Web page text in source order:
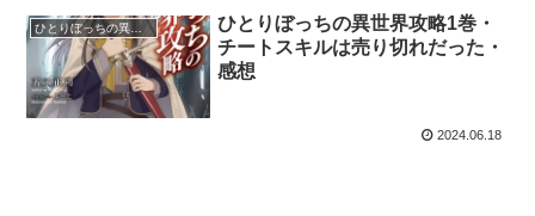
ひとりぼっちの異世界攻略
ひとりぼっちの異世界攻略1巻・
チートスキルは売り切れだった・
感想
2024.06.18